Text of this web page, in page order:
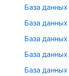
База
База
База
База
База